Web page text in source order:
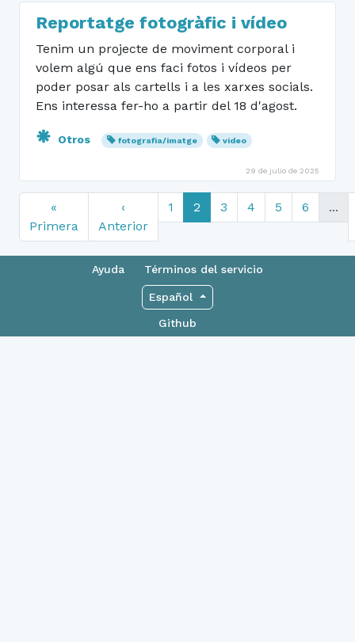
Reportatge fotogràfic i vídeo
Tenim un projecte de moviment corporal i
volem algú que ens faci fotos i vídeos per
poder posar als cartells i a les xarxes socials.
Ens interessa fer-ho a partir del 18 d'agost.
Otros fotografia/imatge video
29 de julio de 2025
«
Primera
‹
Anterior
1 2 3 4 5 6 ...
Ayuda Términos del servicio
Español
Github